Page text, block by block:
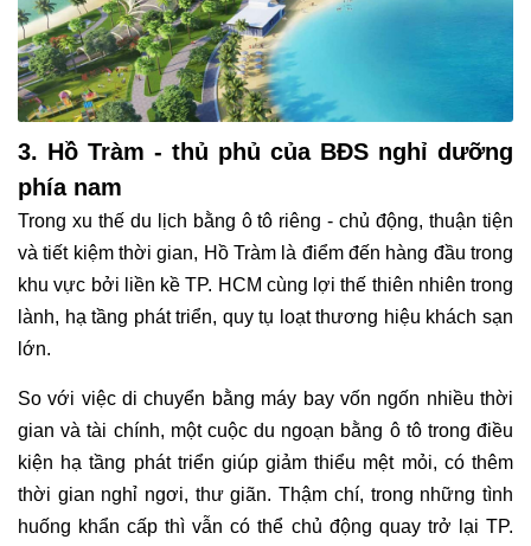
3. Hồ Tràm - thủ phủ của BĐS nghỉ dưỡng
phía nam
Trong xu thế du lịch bằng ô tô riêng - chủ động, thuận tiện
và tiết kiệm thời gian, Hồ Tràm là điểm đến hàng đầu trong
khu vực bởi liền kề TP. HCM cùng lợi thế thiên nhiên trong
lành, hạ tầng phát triển, quy tụ loạt thương hiệu khách sạn
lớn.
So với việc di chuyển bằng máy bay vốn ngốn nhiều thời
gian và tài chính, một cuộc du ngoạn bằng ô tô trong điều
kiện hạ tầng phát triển giúp giảm thiểu mệt mỏi, có thêm
thời gian nghỉ ngơi, thư giãn. Thậm chí, trong những tình
huống khẩn cấp thì vẫn có thể chủ động quay trở lại TP.